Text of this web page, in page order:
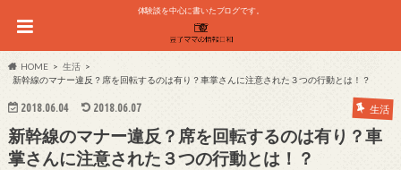
体験談を中心に書いたブログです。
HOME
生活
新幹線のマナー違反？席を回転するのは有り？車掌さんに注意された３つの行動とは！？
2018.06.04 2018.06.07 生活
新幹線のマナー違反？席を回転するのは有り？車
掌さんに注意された３つの行動とは！？